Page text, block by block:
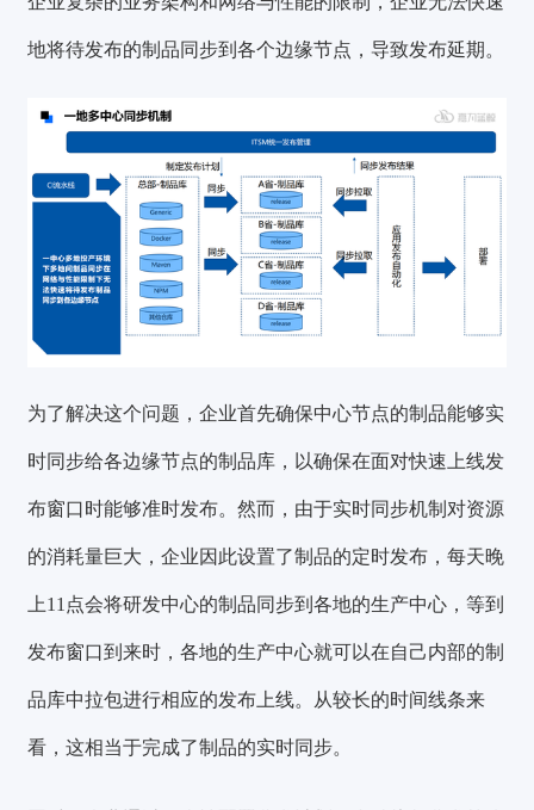
地将待发布的制品同步到各个边缘节点 ，导致发布延期。
为了解决这个问题，企业首先确保中心节点的制品能够实
时同步给各边缘节点的制品库，以确保在面对快速上线发
布窗口时能够准时发布。然而，由于实时同步机制对资源
的消耗量巨大，企业因此设置了制品的定时发布 ，每天晚
上11点会将研发中心的制品同步到各地的生产中心，等到
发布窗口到来时，各地的生产中心就可以在自己内部的制
品库中拉包进行相应的发布上线。从较长的时间线条来
看，这相当于完成了制品的实时同步。